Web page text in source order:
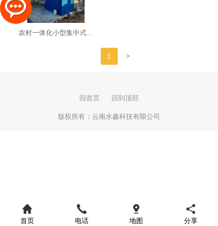
农村一体化小型集中式…
1 >
回首页 回到顶部
版权所有： 云南水鑫科技有限公司
首页 电话 地图 分享